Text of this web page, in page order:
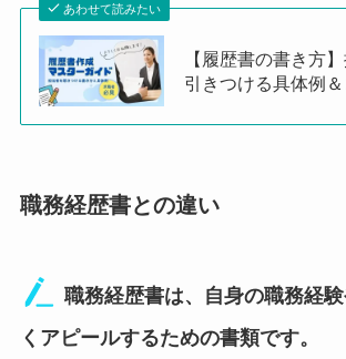
あわせて読みたい
【履歴書の書き方
引きつける具体例
職務経歴書との違い
職務経歴書は、自身の職務経
くアピールするための書類です。